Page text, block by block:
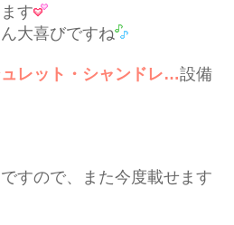
す
大喜びですね
レット・シャンドレ…設備
すので、また今度載せます